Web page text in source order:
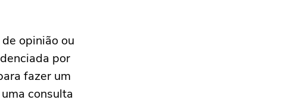
opinião ou
por
fazer um
consulta